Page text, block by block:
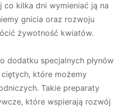
co kilka dni wymieniać ją na
gnicia oraz rozwoju
żywotność kwiatów.
dodatku specjalnych płynów
które możemy
Takie preparaty
które wspierają rozwój